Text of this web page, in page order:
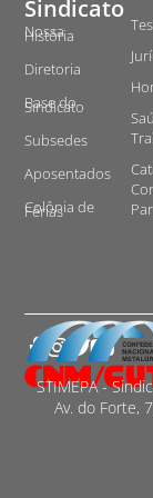
Sindicato
Nossa
História
Diretoria
Base do
Sindicato
Subsedes
Aposentados
Colônia de
Férias
STIMEPA -
Av. do Forte,